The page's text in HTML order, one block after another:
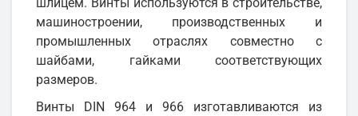
машиностроении, производственных и
промышленных отраслях совместно с
шайбами, гайками соответствующих
размеров.
Винты DIN 964 и 966 изготавливаются из